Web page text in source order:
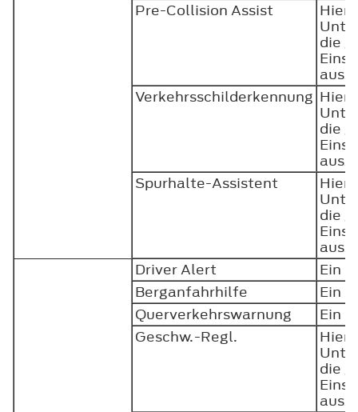
Pre-Collision Assist
die
Verkehrsschilderkennung
die
Spurhalte-Assistent
die
Driver Alert
Ein
Berganfahrhilfe
Ein
Querverkehrswarnung
Ein
Geschw.-Regl.
die